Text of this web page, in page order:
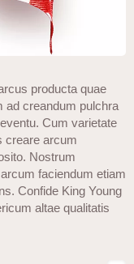
producta quae
ad creandum pulchra
Cum varietate
creare arcum
Nostrum
faciendum etiam
Confide King Young
altae qualitatis